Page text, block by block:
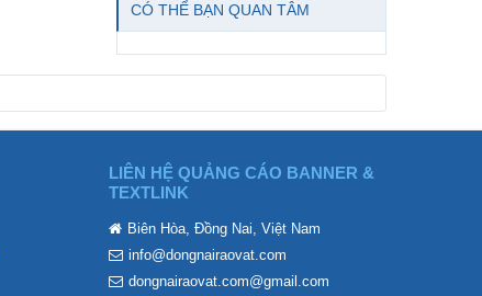
CÓ THỂ BẠN QUAN TÂM
LIÊN HỆ QUẢNG CÁO BANNER &
TEXTLINK
Biên Hòa, Đồng Nai, Việt Nam
info@dongnairaovat.com
dongnairaovat.com@gmail.com